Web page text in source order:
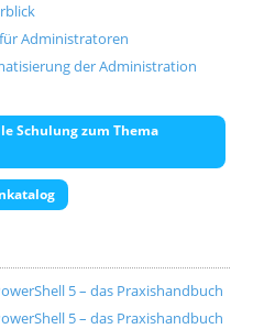
Administratoren
der Administration
Schulung zum Thema
5 – das Praxishandbuch
5 – das Praxishandbuch